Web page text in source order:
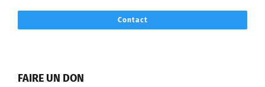
Contact
FAIRE UN DON